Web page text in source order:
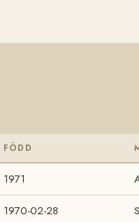
FÖDD
1971
1970-02-28